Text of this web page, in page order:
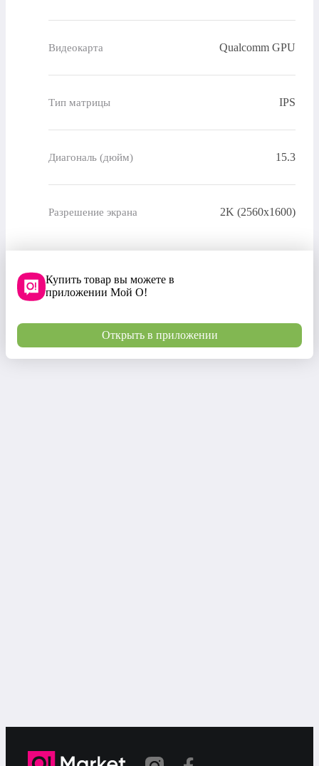
Видеокарта Qualcomm GPU
Тип матрицы IPS
Диагональ (дюйм) 15.3
Разрешение экрана 2K (2560х1600)
Купить товар вы можете в
приложении Мой О!
Открыть в приложении